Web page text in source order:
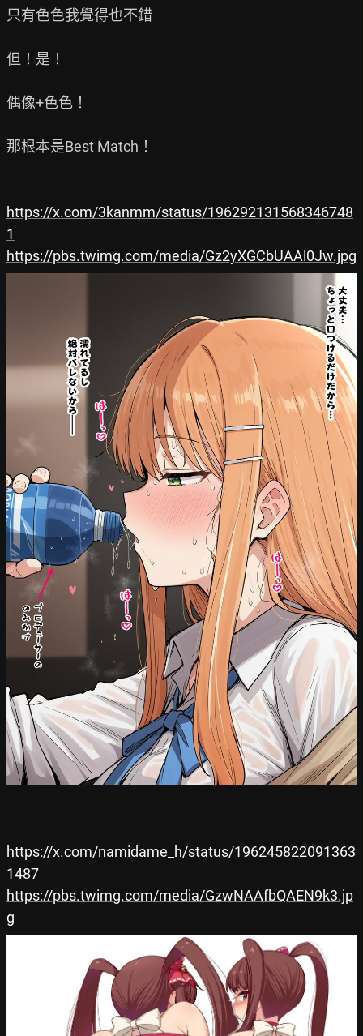
只有色色我覺得也不錯
但！是！
偶像+色色！
那根本是Best Match！
https://x.com/3kanmm/status/196292131568346748
1
https://pbs.twimg.com/media/Gz2yXGCbUAAl0Jw.jpg
https://x.com/namidame_h/status/196245822091363
1487
https://pbs.twimg.com/media/GzwNAAfbQAEN9k3.jp
g